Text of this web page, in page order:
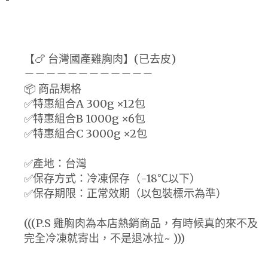
【🍗 台灣國產雞胸肉】(已去皮)
－－－－－－－－－－－－
📦 商品規格
✅特惠組合A 300g ×12包
✅特惠組合B 1000g ×6包
✅特惠組合C 3000g ×2包
✅產地：台灣
✅保存方式：冷凍保存（-18℃以下）
✅保存期限：正常效期（以包裝標示為準）
(((P.S 雞胸肉為本店熱銷商品，有時候真的來不及
完全冷凍就寄出，不是退冰拉~ )))